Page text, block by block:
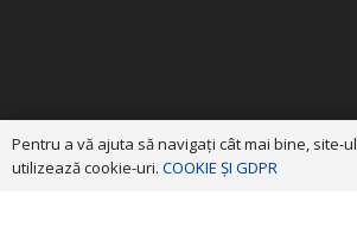
Pentru a vă ajuta să navigaţi cât mai bine, site-ul
utilizează cookie-uri. COOKIE ȘI GDPR